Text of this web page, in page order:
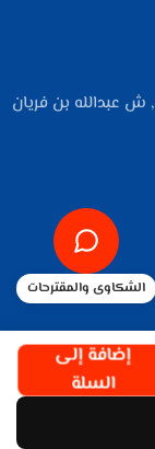
ش عبدالله بن فريان
© 2025.إضافة إلى
السلة
الشكاوى والمقترحات